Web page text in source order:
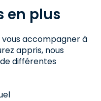
en plus
vous accompagner à
appris, nous
différentes